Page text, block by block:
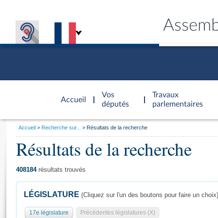
Accueil
d'accueil
Vos
députés
Travaux
parlementaires
Général
Vous
Accueil Recherche sur... Résultats de la recherche
Résultats de la recherche
408184résultats trouvés
LÉGISLATURE (Cliquez sur l'un des boutons pour faire un choix)
17e législature Précédentes législatures (X)